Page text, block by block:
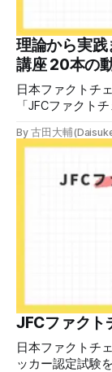
す。 受講生には教材を提供 デマや不確かな情報が蔓延する
中で、自衛策が
けでは、対策に
ん。誰だって気
理論から実
講座 20本の
日本ファクトチ
「JFCファクト
ファクトチェッ
の日本での影響
を信じてしまう
るSNSアルゴリズム
像や動画や生成
良いかをJFCが
JFCファクトチェッカ
ら、これらの内
ェッカー認定試
す（2024年度
合格者には様々
ネットワークを
By 古田大輔
JFCファクト
日本ファクトチ
ッカー認定試験